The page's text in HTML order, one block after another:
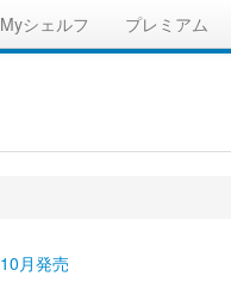
Myシェルフ プレミアム
10月発売